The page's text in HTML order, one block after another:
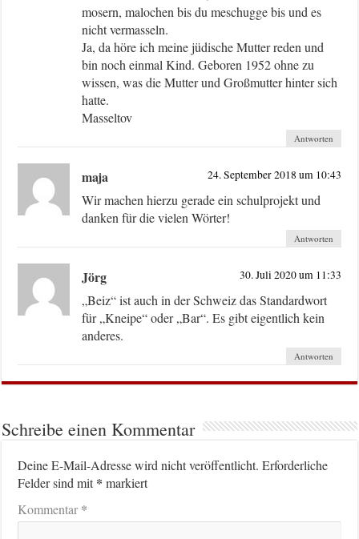
mosern, malochen bis du meschugge bis und es
nicht vermasseln.
Ja, da höre ich meine jüdische Mutter reden und
bin noch einmal Kind. Geboren 1952 ohne zu
wissen, was die Mutter und Großmutter hinter sich
hatte.
Masseltov
Antworten
maja 24. September 2018 um 10:43
Wir machen hierzu gerade ein schulprojekt und
danken für die vielen Wörter!
Antworten
Jörg 30. Juli 2020 um 11:33
„Beiz“ ist auch in der Schweiz das Standardwort
für „Kneipe“ oder „Bar“. Es gibt eigentlich kein
anderes.
Antworten
Schreibe einen Kommentar
Deine E-Mail-Adresse wird nicht veröffentlicht. Erforderliche
Felder sind mit* markiert
Kommentar*